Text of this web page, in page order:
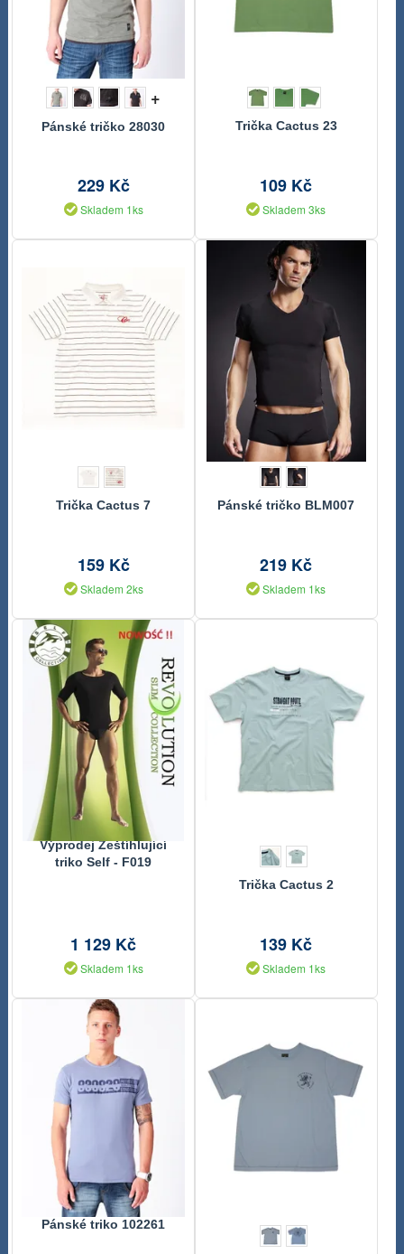
+
Pánské tričko 28030
229 Kč
Skladem 1ks
Trička Cactus 23
109 Kč
Skladem 3ks
Trička Cactus 7
159 Kč
Skladem 2ks
Pánské tričko BLM007
219 Kč
Skladem 1ks
Výprodej Zeštíhlující
triko Self - F019
1 129 Kč
Skladem 1ks
Trička Cactus 2
139 Kč
Skladem 1ks
Pánské triko 102261